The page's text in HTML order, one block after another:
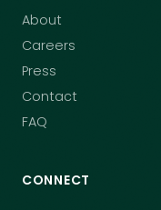
About
Careers
Press
Contact
FAQ
CONNECT